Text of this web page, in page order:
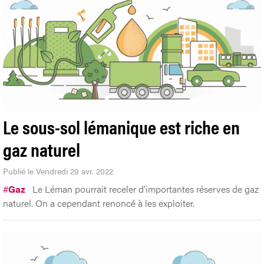
Le sous-sol lémanique est riche en
gaz naturel
Publié le Vendredi 29 avr. 2022
#Gaz Le Léman pourrait receler d’importantes réserves de gaz
naturel. On a cependant renoncé à les exploiter.